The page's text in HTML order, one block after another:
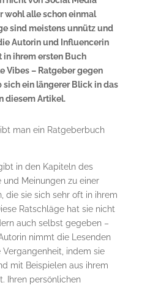
wohl alle schon einmal
sind meistens unnütz und
Autorin und Influencerin
in ihrem ersten Buch
Vibes – Ratgeber gegen
sich ein längerer Blick in das
diesem Artikel.
man ein Ratgeberbuch
in den Kapiteln des
und Meinungen zu einer
die sie sich sehr oft in ihrem
Ratschläge hat sie nicht
auch selbst gegeben –
nimmt die Lesenden
Vergangenheit, indem sie
mit Beispielen aus ihrem
Ihren persönlichen